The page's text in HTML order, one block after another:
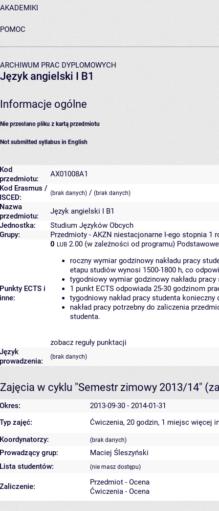
AKADEMIKI
POMOC
ARCHIWUM PRAC DYPLOMOWYCH
Język angielski I B1
Informacje ogólne
Nie przesłano pliku z kartą przedmiotu
Not submitted syllabus in English
Kod
przedmiotu:
AX01008A1
Kod Erasmus /
ISCED:
(brak danych) / (brak danych)
Nazwa
przedmiotu:
Język angielski I B1
Jednostka:
Studium Języków Obcych
Grupy:
Przedmioty - AKZN niestacjonarne I-ego stopnia 1
Punkty ECTS i
inne:
0 LUB 2.00 (w zależności od programu)
roczny wymiar godzinowy nakładu pracy
etapu studiów wynosi 1500-1800 h, co
tygodniowy wymiar godzinowy nakładu
1 punkt ECTS odpowiada 25-30 godzinom
tygodniowy nakład pracy studenta
nakład pracy potrzebny do zaliczenia
studenta.
zobacz reguły punktacji
Język
prowadzenia:
(brak danych)
Zajęcia w cyklu "Semestr zimowy 2013/14"
Okres:
2013-09-30 - 2014-01-31
Typ zajęć:
Ćwiczenia, 20 godzin, 1 miejsc więcej
Koordynatorzy:
(brak danych)
Prowadzący grup:
Maciej Śleszyński
Lista studentów:
(nie masz dostępu)
Zaliczenie:
Przedmiot - Ocena
Ćwiczenia - Ocena